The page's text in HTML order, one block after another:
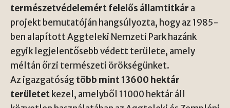
természetvédelemért felelős államtitkár a
projekt bemutatóján hangsúlyozta, hogy az 1985-
ben alapított Aggteleki Nemzeti Park hazánk
egyik legjelentősebb védett területe, amely
méltán őrzi természeti örökségünket.
Az igazgatóság több mint 13600 hektár
területetkezel, amelyből 11000 hektár áll